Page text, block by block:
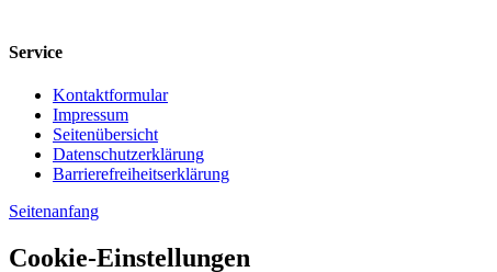
Service
Kontaktformular
Impressum
Seitenübersicht
Datenschutzerklärung
Barrierefreiheitserklärung
Seitenanfang
Cookie-Einstellungen